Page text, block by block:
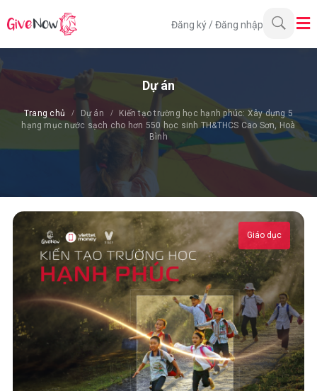
Đăng ký /Đăng nhập
Dự án
Trang chủ Dự án
Kiến tạo trường học hạnh phúc: Xây dựng 5
hạng mục nước sạch cho hơn 550 học sinh TH&THCS Cao Sơn, Hoà
Bình
Giáo dục